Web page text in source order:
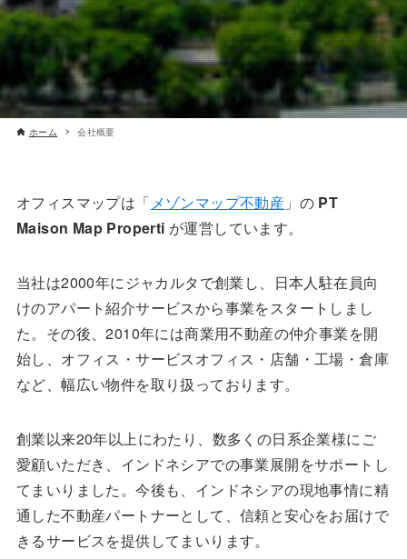
ホーム 会社概要
オフィスマップは「メゾンマップ不動産 」の PT
Maison Map Properti が運営しています。
当社は2000年にジャカルタで創業し、日本人駐在員向
けのアパート紹介サービスから事業をスタートしまし
た。その後、2010年には商業用不動産の仲介事業を開
始し、オフィス・サービスオフィス・店舗・工場・倉庫
など、幅広い物件を取り扱っております。
創業以来20年以上にわたり、数多くの日系企業様にご
愛顧いただき、インドネシアでの事業展開をサポートし
てまいりました。今後も、インドネシアの現地事情に精
通した不動産パートナーとして、信頼と安心をお届けで
きるサービスを提供してまいります。